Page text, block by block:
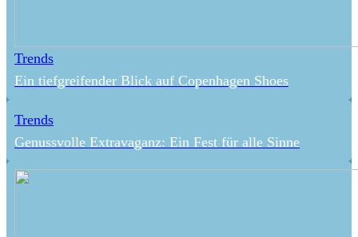
Trends
Ein tiefgreifender Blick auf Copenhagen Shoes
Trends
Genussvolle Extravaganz: Ein Fest für alle Sinne